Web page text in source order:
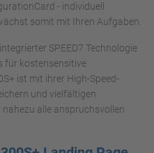
- individuell
somit mit Ihren Aufgaben.
SPEED7 Technologie
für kostensensitive
ist mit ihrer High-Speed-
und vielfältigen
alle anspruchsvollen